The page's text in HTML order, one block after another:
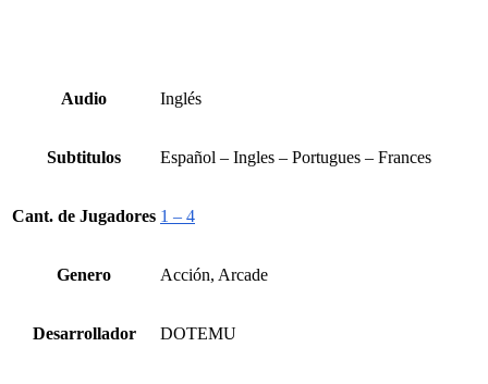
Audio Inglés
Subtitulos Español – Ingles – Portugues – Frances
Cant. de Jugadores 1 – 4
Genero Acción, Arcade
Desarrollador DOTEMU